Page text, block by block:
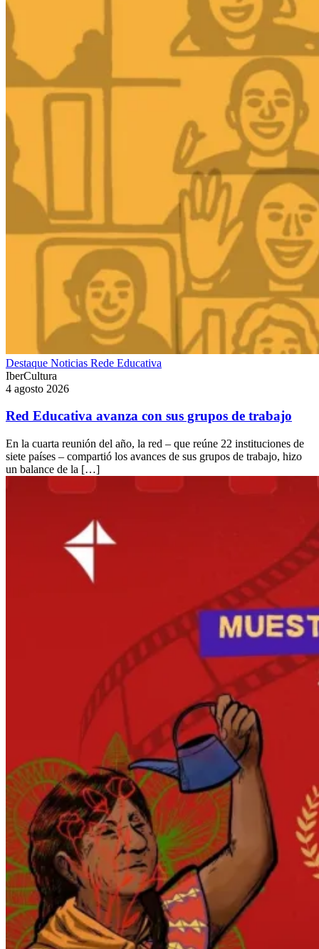
Destaque Noticias Rede Educativa
IberCultura
4 agosto 2026
Red Educativa avanza con sus grupos de trabajo
En la cuarta reunión del año, la red – que reúne 22 instituciones de
siete países – compartió los avances de sus grupos de trabajo, hizo
un balance de la […]